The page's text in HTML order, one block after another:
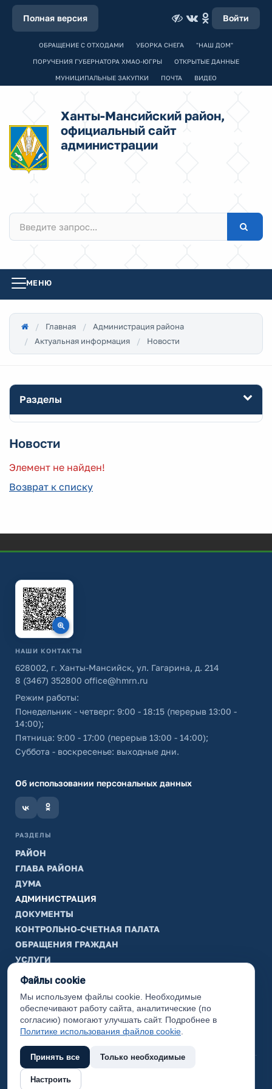
Полная версия Войти
ОБРАЩЕНИЕ С ОТХОДАМИ УБОРКА СНЕГА "НАШ ДОМ"
ПОРУЧЕНИЯ ГУБЕРНАТОРА ХМАО-ЮГРЫ ОТКРЫТЫЕ ДАННЫЕ
МУНИЦИПАЛЬНЫЕ ЗАКУПКИ ПОЧТА ВИДЕО
Ханты-Мансийский район,
официальный сайт
администрации
МЕНЮ
Главная
Администрация района
Актуальная информация
Новости
Разделы
Новости
Элемент не найден!
Возврат к списку
НАШИ КОНТАКТЫ
628002, г. Ханты-Мансийск, ул. Гагарина, д. 214
8 (3467) 352800 office@hmrn.ru
Режим работы:
Понедельник - четверг: 9:00 - 18:15 (перерыв 13:00 -
14:00);
Пятница: 9:00 - 17:00 (перерыв 13:00 - 14:00);
Суббота - воскресенье: выходные дни.
Об использовании персональных данных
РАЗДЕЛЫ
РАЙОН
ГЛАВА РАЙОНА
ДУМА
АДМИНИСТРАЦИЯ
ДОКУМЕНТЫ
КОНТРОЛЬНО-СЧЕТНАЯ ПАЛАТА
ОБРАЩЕНИЯ ГРАЖДАН
УСЛУГИ
ТИК
ИНФОРМАЦИЯ
Законодательная карта
Карта сайта
(с) 2017 Ханты-Мансийский район, официальный сайт
администрации
Файлы cookie
Мы используем файлы cookie. Необходимые
обеспечивают работу сайта, аналитические (по
согласию) помогают улучшать сайт. Подробнее в
Политике использования файлов cookie
Принять все Только необходимые
Настроить